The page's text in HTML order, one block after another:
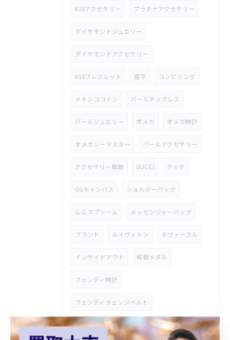
K18アクセサリー プラチナアクセサリー
ダイヤモンドジュエリー
ダイヤモンドアクセサリー
K18ブレスレット 喜平 コンビリング
メキシココイン パールネックレス
パールジュエリー オメガ オメガ時計
オメガシーマスター パールアクセサリー
アクセサリー買取 GUCCI グッチ
GGキャンバス ショルダーバッグ
ＧＧスプリーム メッセンジャーバッグ
ブランド ルイヴィトン ネヴァーフル
インサイドアウト 純銀メダル
フェンディ時計
フェンディチェンジベルト
シルバーアクセサリー 御在位金貨